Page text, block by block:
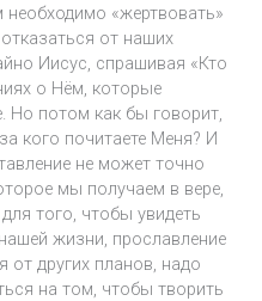
«жертвовать»
от наших
Иисус, спрашивая «Кто
о Нём, которые
Но потом как бы говорит,
кого почитаете Меня? И
не может точно
мы получаем в вере,
того, чтобы увидеть
жизни, прославление
от других планов, надо
на том, чтобы творить